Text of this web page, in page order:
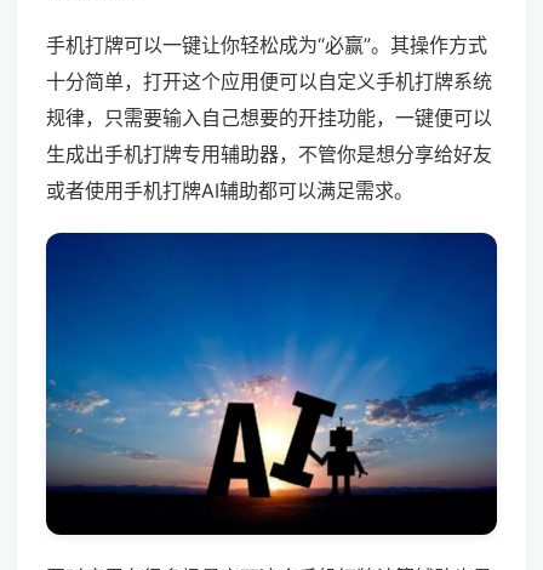
手机打牌可以一键让你轻松成为“必赢”。其操作方式
十分简单，打开这个应用便可以自定义手机打牌系统
规律，只需要输入自己想要的开挂功能，一键便可以
生成出手机打牌专用辅助器，不管你是想分享给好友
或者使用手机打牌AI辅助都可以满足需求。